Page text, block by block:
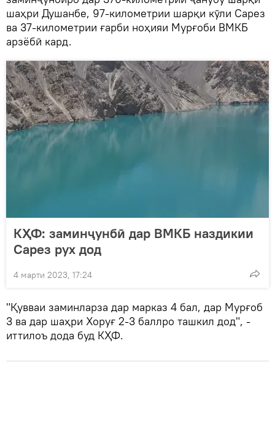
шаҳри Душанбе, 97-километрии шарқи кӯли Сарез
ва 37-километрии ғарби ноҳияи Мурғоби ВМКБ
арзёбӣ кард.
КҲФ: заминҷунбӣ дар ВМКБ наздикии
Сарез рух дод
4 марти 2023, 17:24
"Қувваи заминларза дар марказ 4 бал, дар Мурғоб
3 ва дар шаҳри Хоруғ 2-3 баллро ташкил дод", -
иттилоъ дода буд КҲФ.